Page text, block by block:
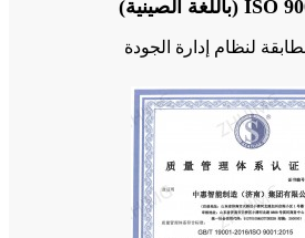
لنظام إدارة الجودة